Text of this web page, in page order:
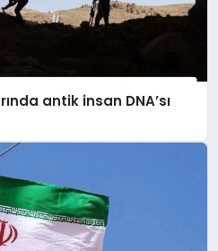
antik insan DNA’sı